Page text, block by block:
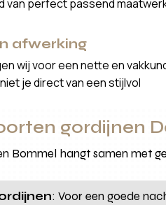
van perfect passend
afwerking
wij voor een nette en
je direct van een stijlvol
gordijnen
Bommel hangt samen met
: Voor een goede